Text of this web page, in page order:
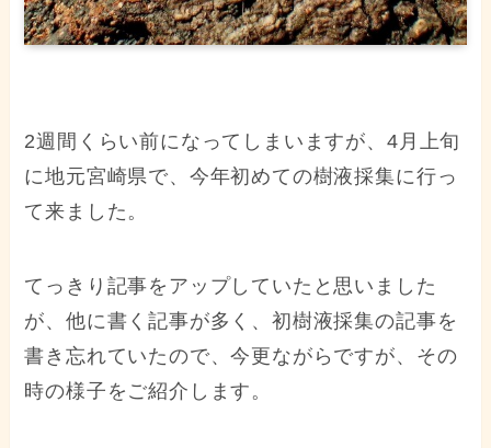
2週間くらい前になってしまいますが、4月上旬
に地元宮崎県で、今年初めての樹液採集に行っ
て来ました。
てっきり記事をアップしていたと思いました
が、他に書く記事が多く、初樹液採集の記事を
書き忘れていたので、今更ながらですが、その
時の様子をご紹介します。